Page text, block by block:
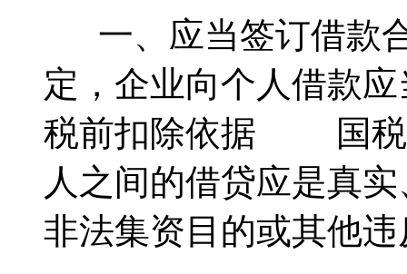
一、应当签订借款
定，企业向个人借
税前扣除依据 国税
人之间的借贷应是真
非法集资目的或其他